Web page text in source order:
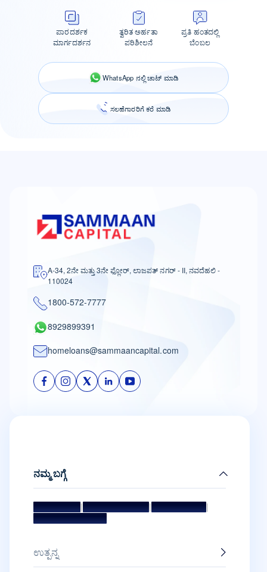
ಪಾರದರ್ಶಕ
ಮಾರ್ಗದರ್ಶನ
ತ್ವರಿತ ಅರ್ಹತಾ
ಪರಿಶೀಲನೆ
ಪ್ರತಿ ಹಂತದಲ್ಲಿ
ಬೆಂಬಲ
WhatsApp ನಲ್ಲಿ ಚಾಟ್ ಮಾಡಿ
ಸಲಹೆಗಾರರಿಗೆ ಕರೆ ಮಾಡಿ
A-34, 2ನೇ ಮತ್ತು 3ನೇ ಫ್ಲೋರ್, ಲಾಜಪತ್ ನಗರ್ - II, ನವದೆಹಲಿ -
110024
1800-572-7777
8929899391
homeloans@sammaancapital.com
ನಮ್ಮ ಬಗ್ಗೆ
ಧ್ಯೇಯ ಮತ್ತು ಗುರಿ|ಮ್ಯಾನೇಜ್‌ಮೆಂಟ್ ಟೀಮ್|ನಿರ್ದೇಶಕರ ಮಂಡಳಿ|
ಪ್ರಶಸ್ತಿಗಳು ಮತ್ತು ಗೌರವಗಳು
ಉತ್ಪನ್ನ